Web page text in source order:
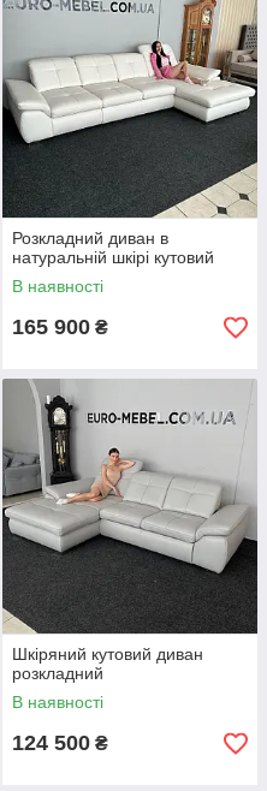
Розкладний диван в
натуральній шкірі кутовий
В наявності
165 900 ₴
Шкіряний кутовий диван
розкладний
В наявності
124 500 ₴